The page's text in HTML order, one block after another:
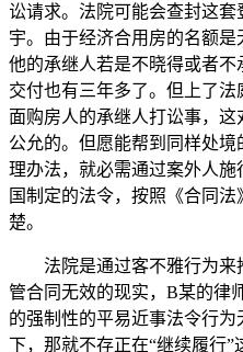
讼请求。法院可能会查封这
宇。由于经济合用房的名额是
他的承继人若是不晓得或者
交付也有三年多了。但上了
面购房人的承继人打讼事，
公允的。但愿能帮到同样处
理办法，就必需通过案外人
国制定的法令，按照《合同
楚。
法院是通过客不雅行为来
管合同无效的现实，B某的律
的强制性的平易近事法令行
下，那就不存正在“继续履行”